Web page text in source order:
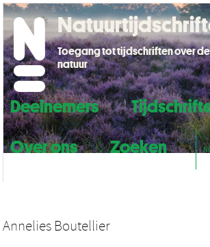
Deelnemers
Over ons
Zoeken
Toegang tot tijdschriften over
natuur
Annelies Boutellier